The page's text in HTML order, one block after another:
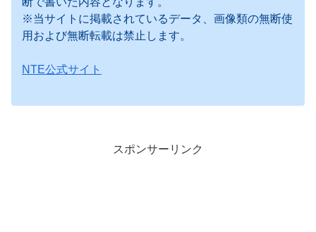
※当サイトに掲載されているデータ、画像類の無断使
用および無断転載は禁止します。
NTE公式サイト
スポンサーリンク